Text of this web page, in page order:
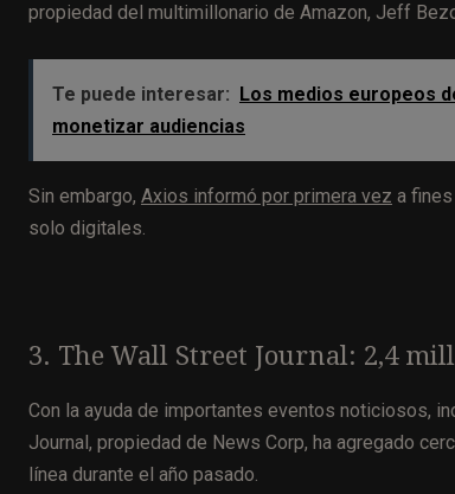
propiedad del multimillonario de Amazon, Jeff
Te puede interesar:
Los medios europeos
monetizar audiencias
Sin embargo, Axios informó por primera vez a
solo digitales.
3. The Wall Street Journal: 2,4
Con la ayuda de importantes eventos noticiosos,
Journal, propiedad de News Corp, ha agregado
línea durante el año pasado.